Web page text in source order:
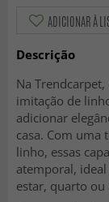
ADICIONAR À
Descrição
Na
imitação de
adicionar
casa. Com uma
linho, essas
atemporal,
estar, quarto